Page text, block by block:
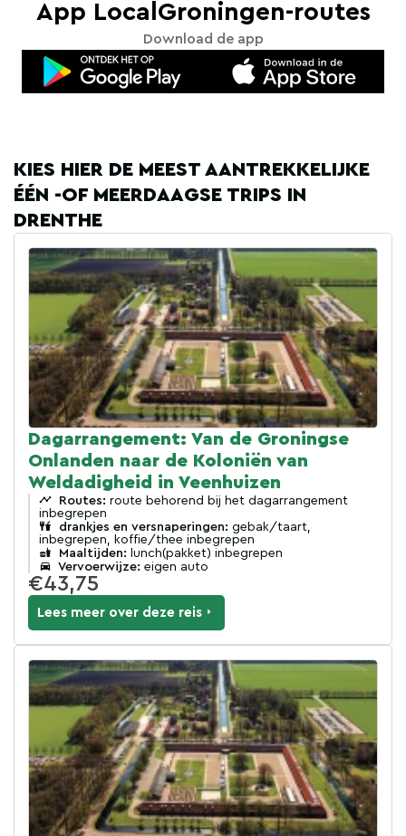
App LocalGroningen-routes
Download de app
KIES HIER DE MEEST AANTREKKELIJKE
ÉÉN -OF MEERDAAGSE TRIPS IN
DRENTHE
Dagarrangement: Van de Groningse
Onlanden naar de Koloniën van
Weldadigheid in Veenhuizen
Routes: route behorend bij het dagarrangement
inbegrepen
drankjes en versnaperingen: gebak/taart,
inbegrepen, koffie/thee inbegrepen
Maaltijden: lunch(pakket) inbegrepen
Vervoerwijze: eigen auto
€43,75
Lees meer over deze reis